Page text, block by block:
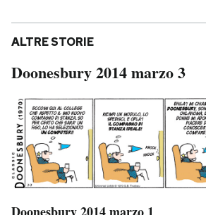
ALTRE STORIE
Doonesbury 2014 marzo 3
Doonesbury 2014 marzo 1